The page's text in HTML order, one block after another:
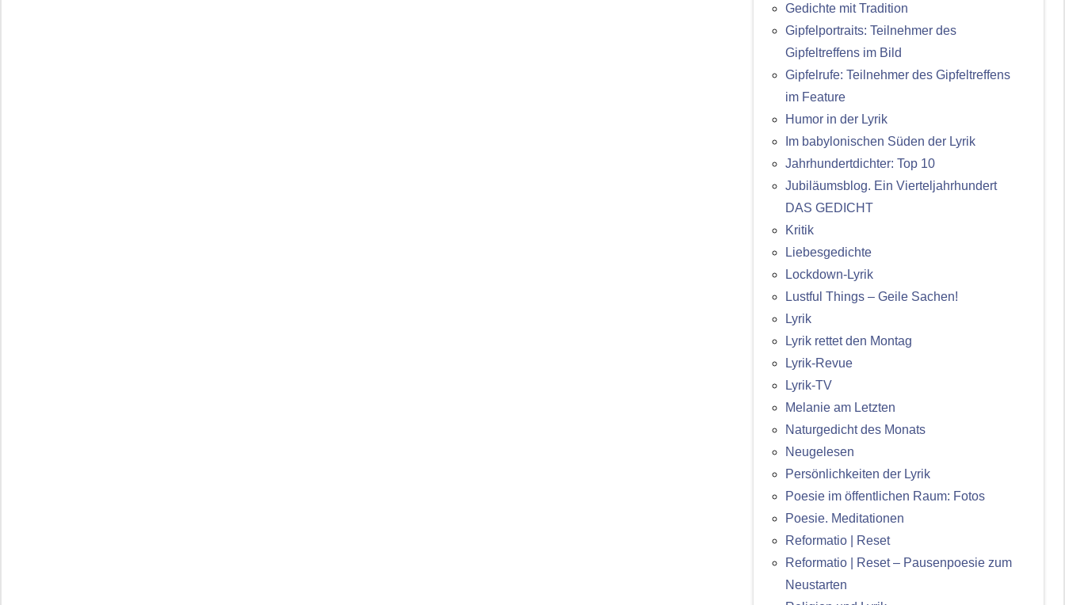
Gedichte mit Tradition
Gipfelportraits: Teilnehmer des
Gipfeltreffens im Bild
Gipfelrufe: Teilnehmer des Gipfeltreffens
im Feature
Humor in der Lyrik
Im babylonischen Süden der Lyrik
Jahrhundertdichter: Top 10
Jubiläumsblog. Ein Vierteljahrhundert
DAS GEDICHT
Kritik
Liebesgedichte
Lockdown-Lyrik
Lustful Things – Geile Sachen!
Lyrik
Lyrik rettet den Montag
Lyrik-Revue
Lyrik-TV
Melanie am Letzten
Naturgedicht des Monats
Neugelesen
Persönlichkeiten der Lyrik
Poesie im öffentlichen Raum: Fotos
Poesie. Meditationen
Reformatio | Reset
Reformatio | Reset – Pausenpoesie zum
Neustarten